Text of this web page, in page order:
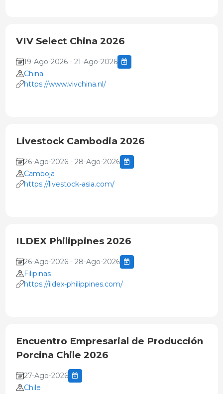
VIV Select China 2026
19-Ago-2026 - 21-Ago-2026
China
https://www.vivchina.nl/
Livestock Cambodia 2026
26-Ago-2026 - 28-Ago-2026
Camboja
https://livestock-asia.com/
ILDEX Philippines 2026
26-Ago-2026 - 28-Ago-2026
Filipinas
https://ildex-philippines.com/
Encuentro Empresarial de Producción
Porcina Chile 2026
27-Ago-2026
Chile